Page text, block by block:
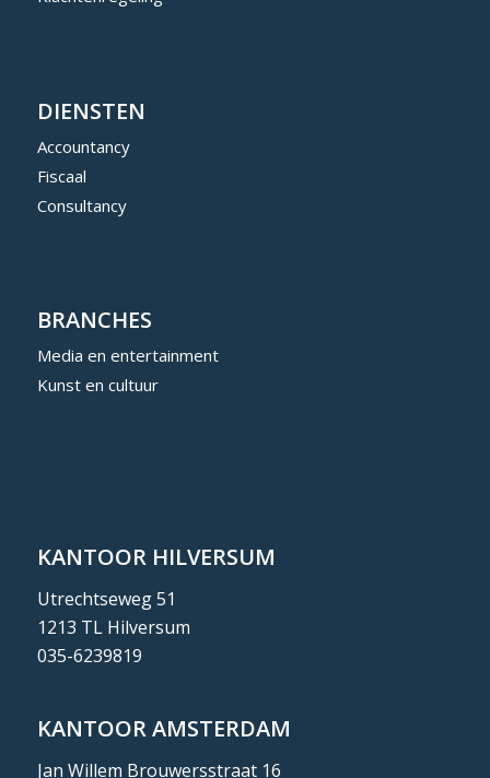
DIENSTEN
Accountancy
Fiscaal
Consultancy
BRANCHES
Media en entertainment
Kunst en cultuur
KANTOOR HILVERSUM
Utrechtseweg 51
1213 TL Hilversum
035-6239819
KANTOOR AMSTERDAM
Jan Willem Brouwersstraat 16